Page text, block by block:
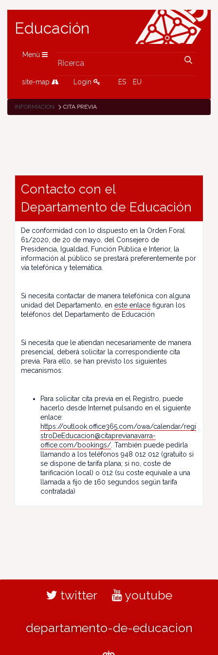
Educación
Menù
site-map Login ES EU
INFORMACIÓN CITA PREVIA
Contacto con el
Departamento de Educación
De conformidad con lo dispuesto en la Orden Foral
61/2020, de 20 de mayo, del Consejero de
Presidencia, Igualdad, Función Pública e Interior, la
información al público se prestará preferentemente por
vía telefónica y telemática.
Si necesita contactar de manera telefónica con alguna
unidad del Departamento, en este enlace figuran los
teléfonos del Departamento de Educación
Si necesita que le atiendan necesariamente de manera
presencial, deberá solicitar la correspondiente cita
previa. Para ello, se han previsto los siguientes
mecanismos:
Para solicitar cita previa en el Registro, puede
hacerlo desde Internet pulsando en el siguiente
enlace:
https://outlook.office365.com/owa/calendar/regi
stroDeEducacion@citaprevianavarra-
office.com/bookings/ . También puede pedirla
llamando a los teléfonos 948 012 012 (gratuito si
se dispone de tarifa plana; si no, coste de
tarificación local) o 012 (su coste equivale a una
llamada a fijo de 160 segundos según tarifa
contratada)
twitter youtube
departamento-de-educacion